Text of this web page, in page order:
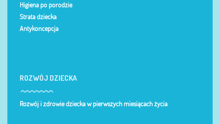
Higiena po porodzie
Strata dziecka
Antykoncepcja
ROZWÓJ DZIECKA
Rozwój i zdrowie dziecka w pierwszych miesiącach życia